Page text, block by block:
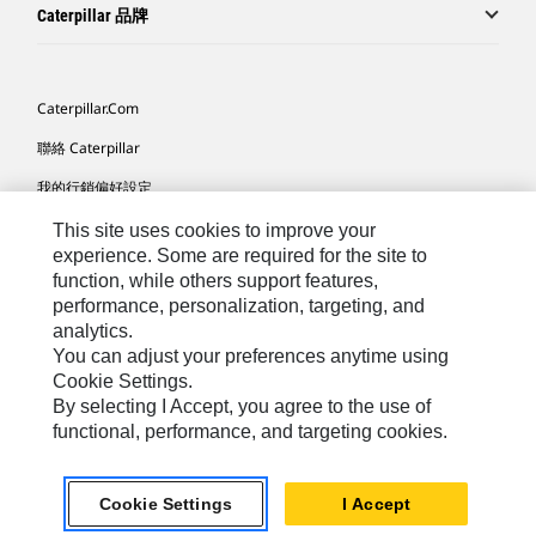
Caterpillar 品牌
Caterpillar.com
聯絡 Caterpillar
我的行銷偏好設定
網站地圖
Cookie Settings
法律
隱私權
關於 Cat
TW - Chinese© 2026 Caterpillar. All Rights Reserved.
This site uses cookies to improve your
experience. Some are required for the site to
function, while others support features,
performance, personalization, targeting, and
analytics.
You can adjust your preferences anytime using
Cookie Settings.
By selecting I Accept, you agree to the use of
functional, performance, and targeting cookies.
Cookie Settings I Accept